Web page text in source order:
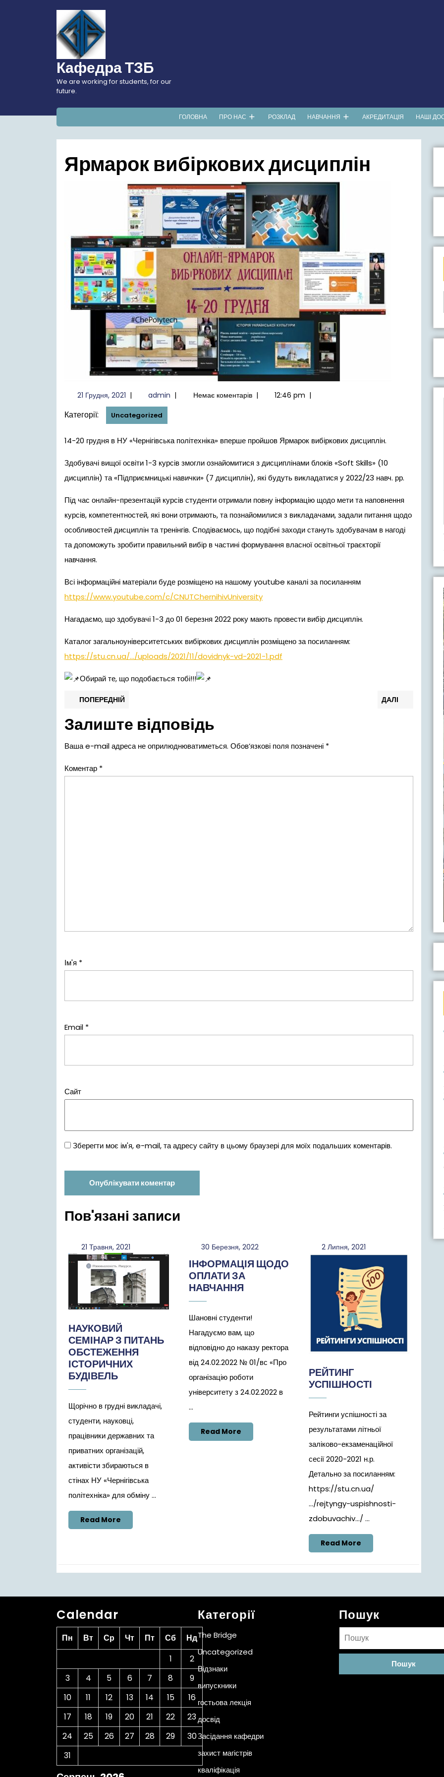
Кафедра ТЗБ
We are working for students, for our
future.
ГОЛОВНА ПРО НАС РОЗКЛАД НАВЧАННЯ АКРЕДИТАЦІЯ НАШІ
Ярмарок вибіркових дисциплін
21 Грудня, 202121
Грудня,
2021
| admin admin
| Немає коментарів | 12:46 pm |
Категорії: Uncategorized
14-20 грудня в НУ «Чернігівська політехніка» вперше пройшов Ярмарок вибіркових дисциплін.
Здобувачі вищої освіти 1-3 курсів змогли ознайомитися з дисциплінами блоків «Soft Skills» (10
дисциплін) та «Підприємницькі навички» (7 дисциплін), які будуть викладатися у 2022/23 навч. рр.
Під час онлайн-презентацій курсів студенти отримали повну інформацію щодо мети та наповнення
курсів, компетентностей, які вони отримають, та познайомилися з викладачами, задали питання щодо
особливостей дисциплін та тренінгів. Сподіваємось, що подібні заходи стануть здобувачам в нагоді
та допоможуть зробити правильний вибір в частині формування власної освітньої траєкторії
навчання.
Всі інформаційні матеріали буде розміщено на нашому youtube каналі за посиланням
https://www.youtube.com/c/CNUTChernihivUniversity
Нагадаємо, що здобувачі 1-3 до 01 березня 2022 року мають провести вибір дисциплін.
Каталог загальноуніверситетських вибіркових дисциплін розміщено за посиланням:
https://stu.cn.ua/…/uploads/2021/11/dovidnyk-vd-2021-1.pdf
Обирай те, що подобається тобі!!!
Навігація
записів
ПОПЕРЕДНІЙ ДАЛІ
Залиште відповідь
Ваша e-mail адреса не оприлюднюватиметься. Обов’язкові поля позначені *
Коментар *
Ім'я *
Email *
Сайт
Зберегти моє ім'я, e-mail, та адресу сайту в цьому браузері для моїх подальших коментарів.
Пов'язані записи
21 Травня, 202121
Травня,
2021
НАУКОВИЙ
СЕМІНАР З ПИТАНЬ
ОБСТЕЖЕННЯ
ІСТОРИЧНИХ
БУДІВЕЛЬ
Щорічно в грудні викладачі,
студенти, науковці,
працівники державних та
приватних організацій,
активісти збираються в
стінах НУ «Чернігівська
політехніка» для обміну ...
Read More
More
30 Березня, 2022
2022
ІНФОРМАЦІЯ ЩОДО
ОПЛАТИ ЗА
НАВЧАННЯ
Шановні студенти!
Нагадуємо вам, що
відповідно до наказу ректора
від 24.02.2022 № 01/вс «Про
організацію роботи
університету з 24.02.2022 в
...
Read MoreRead
More
2 Липня, 20212
Липня,
2021
РЕЙТИНГ
УСПІШНОСТІ
Рейтинги успішності за
результатами літньої
заліково-екзаменаційної
сесії 2020-2021 н.р.
Детально за посиланням:
https://stu.cn.ua/
…/rejtyngy-uspishnosti-
zdobuvachiv…/ ...
Read More
More
Calendar
Пн Вт Ср Чт Пт Сб
Нд
1
2
3
4 5 6 7 8
9
10
11 12 13 14 15
16
17
18 19 20 21 22
23
24
25 26 27 28 29
30
31
Категорії
The Bridge
Uncategorized
Відзнаки
випускники
гостьова лекція
досвід
Засідання кафедри
захист магістрів
кваліфікація
Пошук